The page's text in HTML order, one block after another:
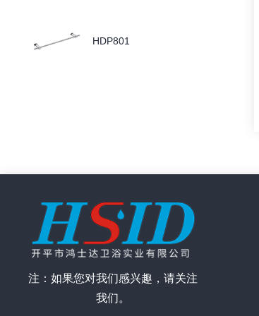
HDP801
注：如果您对我们感兴趣，请关注
我们。